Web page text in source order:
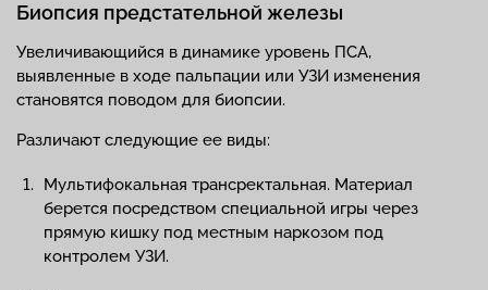
Биопсия предстательной железы
Увеличивающийся в динамике уровень ПСА,
выявленные в ходе пальпации или УЗИ изменения
становятся поводом для биопсии.
Различают следующие ее виды:
Мультифокальная трансректальная. Материал
берется посредством специальной игры через
прямую кишку под местным наркозом под
контролем УЗИ.